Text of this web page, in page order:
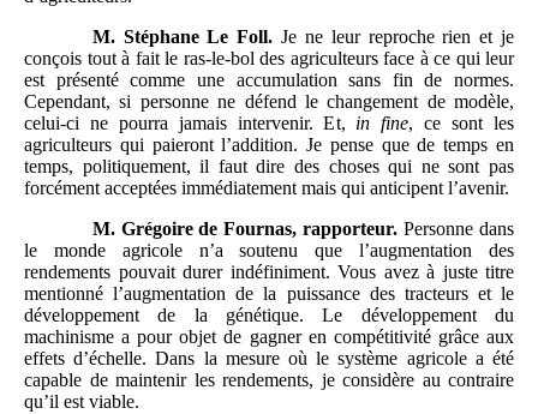
M. Stéphane Le Foll. Je ne leur reproche rien et je
conçois tout à fait le ras-le-bol des agriculteurs face à ce qui leur
est présenté comme une accumulation sans fin de normes.
Cependant, si personne ne défend le changement de modèle,
celui-ci ne pourra jamais intervenir. Et, in fine, ce sont les
agriculteurs qui paieront l’addition. Je pense que de temps en
temps, politiquement, il faut dire des choses qui ne sont pas
forcément acceptées immédiatement mais qui anticipent l’avenir.
M. Grégoire de Fournas, rapporteur. Personne dans
le monde agricole n’a soutenu que l’augmentation des
rendements pouvait durer indéfiniment. Vous avez à juste titre
mentionné l’augmentation de la puissance des tracteurs et le
développement de la génétique. Le développement du
machinisme a pour objet de gagner en compétitivité grâce aux
effets d’échelle. Dans la mesure où le système agricole a été
capable de maintenir les rendements, je considère au contraire
qu’il est viable.